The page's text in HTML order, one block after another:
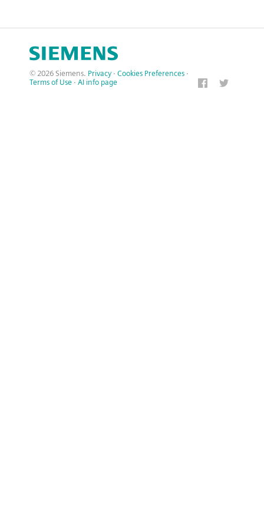
© 2026 Siemens. Privacy · Cookies Preferences ·
Terms of Use · AI info page